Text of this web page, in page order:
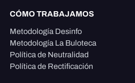
CÓMO TRABAJAMOS
Metodología Desinfo
Metodología La Buloteca
Política de Neutralidad
Política de Rectificación